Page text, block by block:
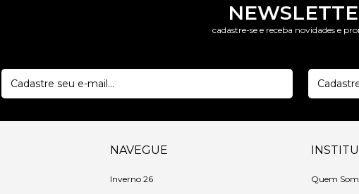
cadastre-se e receba novidades e
NAVEGUE
Inverno 26 Quem